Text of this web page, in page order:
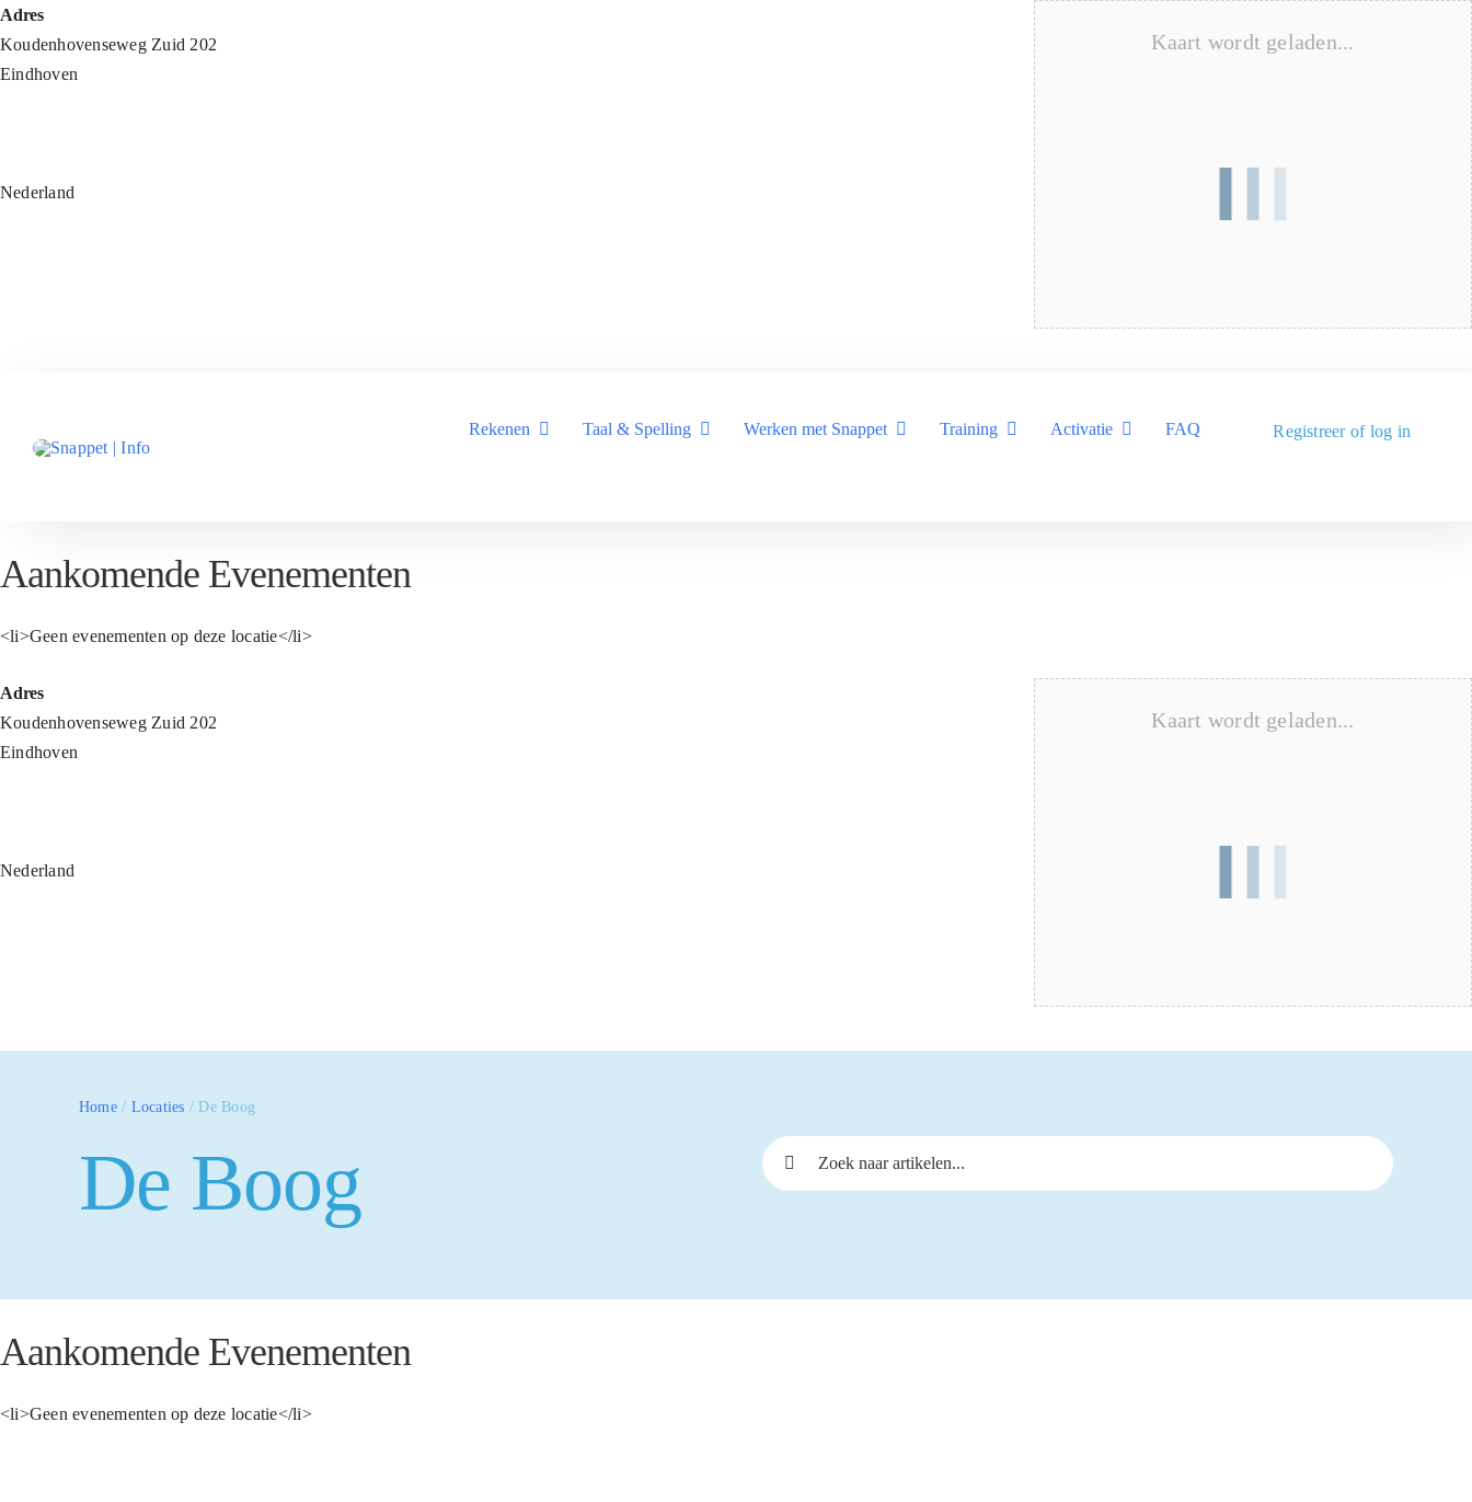
Ga
naar
inhoud
Kaart wordt geladen...
Adres
Koudenhovenseweg Zuid 202
Eindhoven
Nederland
Rekenen Taal & Spelling Werken met Snappet Training Activatie FAQ Registreer of log in
Aankomende Evenementen
<li>Geen evenementen op deze locatie</li>
Kaart wordt geladen...
Adres
Koudenhovenseweg Zuid 202
Eindhoven
Nederland
Home/ Locaties /De Boog
De Boog Zoeken naar:
Aankomende Evenementen
<li>Geen evenementen op deze locatie</li>